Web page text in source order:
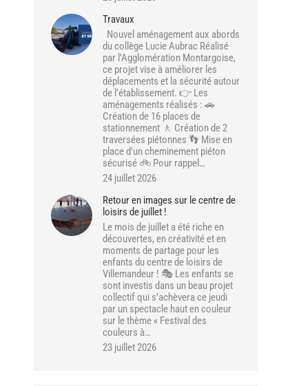
Travaux
Nouvel aménagement aux abords
du collège Lucie Aubrac Réalisé
par l’Agglomération Montargoise,
ce projet vise à améliorer les
déplacements et la sécurité autour
de l’établissement. 👉 Les
aménagements réalisés : 🚗
Création de 16 places de
stationnement 🚶 Création de 2
traversées piétonnes 👣 Mise en
place d’un cheminement piéton
sécurisé 🚲 Pour rappel…
24 juillet 2026
Retour en images sur le centre de
loisirs de juillet !
Le mois de juillet a été riche en
découvertes, en créativité et en
moments de partage pour les
enfants du centre de loisirs de
Villemandeur ! 🎭 Les enfants se
sont investis dans un beau projet
collectif qui s’achèvera ce jeudi
par un spectacle haut en couleur
sur le thème « Festival des
couleurs à…
23 juillet 2026